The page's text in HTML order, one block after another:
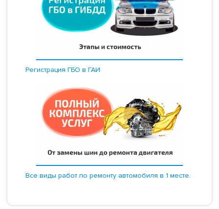
Регистрация ГБО в ГАИ
Все виды работ по ремонту автомобиля в 1 месте.